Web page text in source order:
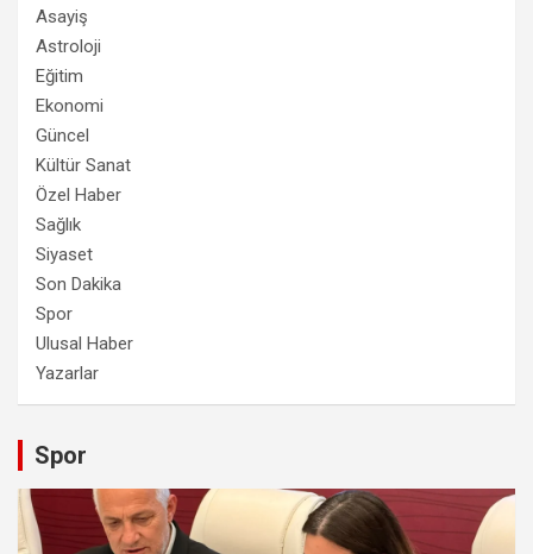
Asayiş
Astroloji
Eğitim
Ekonomi
Güncel
Kültür Sanat
Özel Haber
Sağlık
Siyaset
Son Dakika
Spor
Ulusal Haber
Yazarlar
Spor